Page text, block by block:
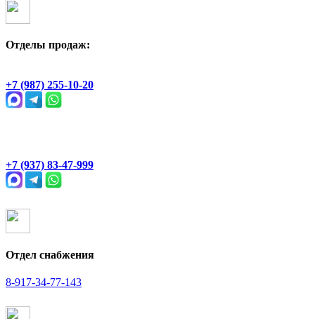
Отделы продаж:
+7 (987) 255-10-20
+7 (937) 83-47-999
Отдел снабжения
8-917-34-77-143